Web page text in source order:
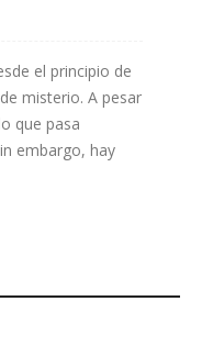
el principio de
misterio. A pesar
que pasa
embargo, hay